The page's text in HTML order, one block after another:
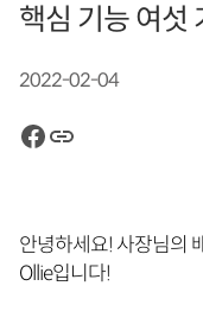
핵심 기능 여섯
2022-02-04
안녕하세요! 사장님의
Ollie입니다!